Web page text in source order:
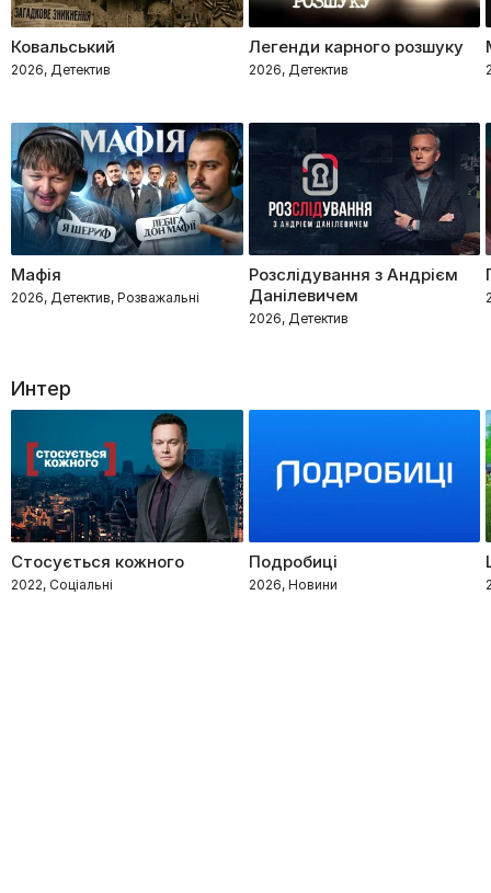
Ковальський
2026, Детектив
Легенди карного розшуку
2026, Детектив
Мафія
2026, Детектив, Розважальні
Розслідування з Андрієм
Данілевичем
2026, Детектив
Интер
Стосується кожного
2022, Соціальні
Подробиці
2026, Новини